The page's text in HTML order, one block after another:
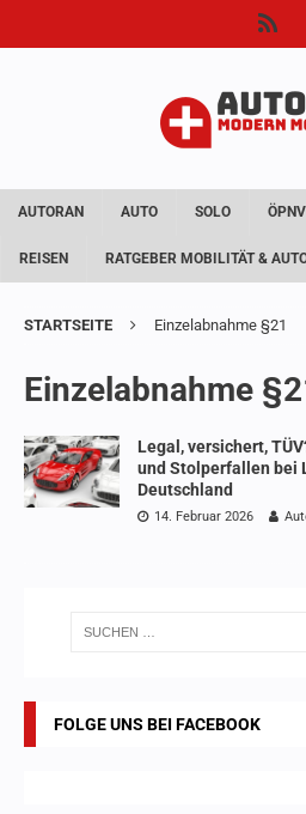
AUTORAN AUTO SOLO
REISEN RATGEBER MOBILITÄT &
STARTSEITE Einzelabnahme §21
Einzelabnahme
Legal, versichert,
und Stolperfallen bei
Deutschland
14. Februar 2026
FOLGE UNS BEI FACEBOOK